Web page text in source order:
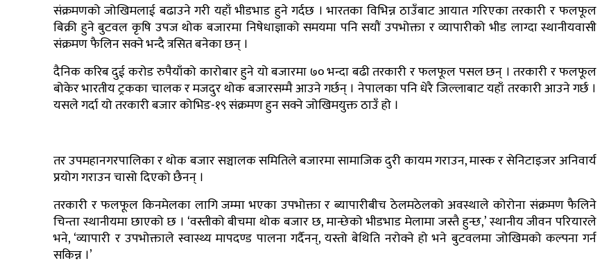
संक्रमणको जोखिमलाई बढाउने गरी यहाँ भीडभाड हुने गर्दछ । भारतका विभिन्न ठाउँबाट आयात गरिएका तरकारी र फलफूल
बिक्री हुने बुटवल कृषि उपज थोक बजारमा निषेधाज्ञाको समयमा पनि सयौं उपभोक्ता र व्यापारीको भीड लाग्दा स्थानीयवासी
संक्रमण फैलिन सक्ने भन्दै त्रसित बनेका छन् ।
दैनिक करिब दुई करोड रुपैयाँको कारोबार हुने यो बजारमा ७० भन्दा बढी तरकारी र फलफूल पसल छन् । तरकारी र फलफूल
बोकेर भारतीय ट्रकका चालक र मजदुर थोक बजारसम्मै आउने गर्छन् । नेपालका पनि धेरै जिल्लाबाट यहाँ तरकारी आउने गर्छ ।
यसले गर्दा यो तरकारी बजार कोभिड-१९ संक्रमण हुन सक्ने जोखिमयुक्त ठाउँ हो ।
तर उपमहानगरपालिका र थोक बजार सञ्चालक समितिले बजारमा सामाजिक दुरी कायम गराउन, मास्क र सेनिटाइजर अनिवार्य
प्रयोग गराउन चासो दिएको छैनन् ।
तरकारी र फलफूल किनमेलका लागि जम्मा भएका उपभोक्ता र ब्यापारीबीच ठेलमठेलको अवस्थाले कोरोना संक्रमण फैलिने
चिन्ता स्थानीयमा छाएको छ । ‘वस्तीको बीचमा थोक बजार छ, मान्छेको भीडभाड मेलामा जस्तै हुन्छ,’ स्थानीय जीवन परियारले
भने, ‘व्यापारी र उपभोक्ताले स्वास्थ्य मापदण्ड पालना गर्दैनन्, यस्तो बेथिति नरोक्ने हो भने बुटवलमा जोखिमको कल्पना गर्न
सकिन्न ।’